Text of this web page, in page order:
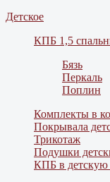
Детское
КПБ 1,5
Бязь
Перкаль
Поплин
Комплекты в
Покрывала
Трикотаж
Подушки
КПБ в детскую